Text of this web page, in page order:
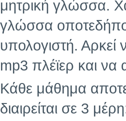
μητρική γλώσσα.
γλώσσα
υπολογιστή. Αρκεί
mp3 πλέϊερ και να
Κάθε μάθημα
διαιρείται σε 3